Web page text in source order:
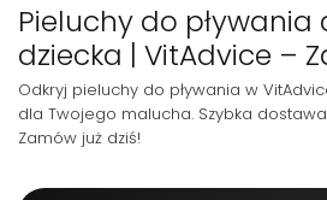
Pieluchy do pływania
dziecka | VitAdvice –
Odkryj pieluchy do pływania w
dla Twojego malucha. Szybka
Zamów już dziś!